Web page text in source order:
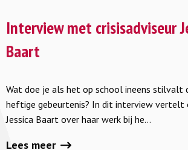
meer
Interview
crisisadviseur
Jessica
Baart
Interview met crisisadviseur
Baart
Wat doe je als het op school ineens stilvalt
heftige gebeurtenis? In dit interview vertelt
Jessica Baart over haar werk bij he…
Lees meer